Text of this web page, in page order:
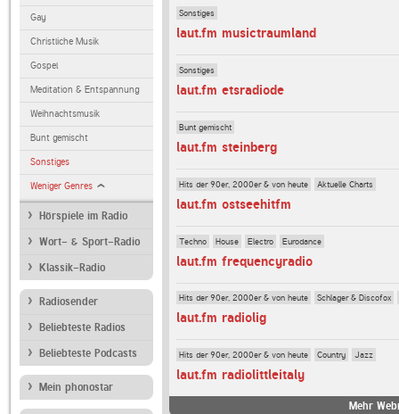
Gay
Christliche Musik
Gospel
Meditation & Entspannung
Weihnachtsmusik
Bunt gemischt
Sonstiges
Weniger Genres
Hörspiele im Radio
Wort- & Sport-Radio
Klassik-Radio
Radiosender
Beliebteste Radios
Beliebteste Podcasts
Mein phonostar
Sonstiges
laut.fm musictraumland
Sonstiges
laut.fm etsradiode
Bunt gemischt
laut.fm steinberg
Hits der 90er, 2000er & von heute Aktuelle Charts
laut.fm ostseehitfm
Techno House Electro Eurodance
laut.fm frequencyradio
Hits der 90er, 2000er & von heute Schlager & Discofox
laut.fm radiolig
Hits der 90er, 2000er & von heute Country Jazz
laut.fm radiolittleitaly
Mehr